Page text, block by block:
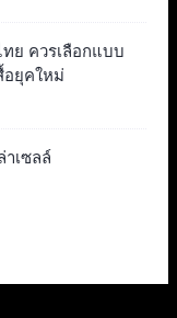
ทย ควรเลือกแบบ
อยุคใหม่
เซลล์